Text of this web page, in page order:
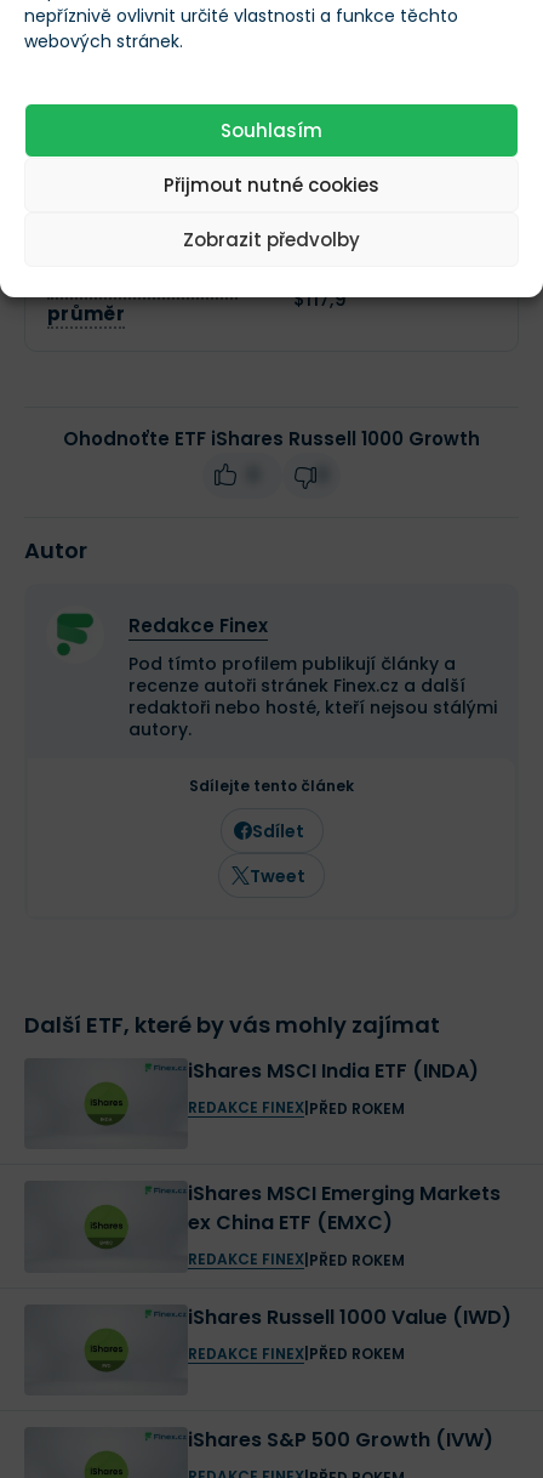
nepříznivě ovlivnit určité vlastnosti a funkce těchto
webových stránek.
Souhlasím
Přijmout nutné cookies
Zobrazit předvolby
minimum
50denní klouzavý
$122,1
průměr
$117,9
Ohodnoťte ETF iShares Russell 1000 Growth
Autor
Redakce Finex
Pod tímto profilem publikují články a
recenze autoři stránek Finex.cz a další
redaktoři nebo hosté, kteří nejsou stálými
autory.
Sdílejte tento článek
Sdílet
Tweet
Další ETF, které by vás mohly zajímat
iShares MSCI India ETF (INDA)
REDAKCE FINEX| PŘED ROKEM
iShares MSCI Emerging Markets
ex China ETF (EMXC)
REDAKCE FINEX| PŘED ROKEM
iShares Russell 1000 Value (IWD)
REDAKCE FINEX| PŘED ROKEM
iShares S&P 500 Growth (IVW)